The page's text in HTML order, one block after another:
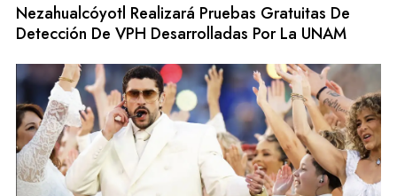
Nezahualcóyotl Realizará Pruebas Gratuitas De
Detección De VPH Desarrolladas Por La UNAM